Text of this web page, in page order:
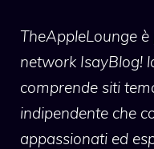
TheAppleLounge è
network IsayBlog!
comprende siti
indipendente che
appassionati ed